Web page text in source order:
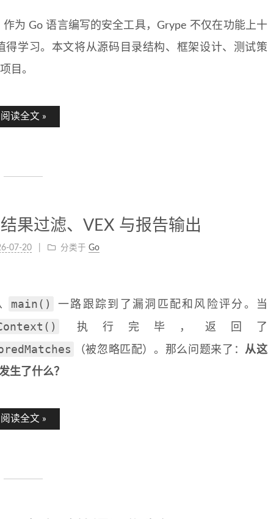
为 Go 语言编写的安全工具，Grype 不仅在功能上十
学习。本文将从源码目录结构、框架设计、测试策
目。
阅读全文 »
果过滤、VEX 与报告输出
07-20 分类于 Go
main() 一路跟踪到了漏洞匹配和风险评分。当
执行完毕，返回了
（被忽略匹配）。那么问题来了：从这
生了什么？
阅读全文 »